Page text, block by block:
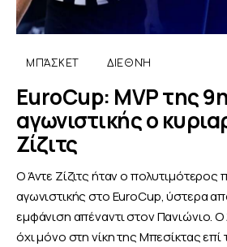
ΜΠΆΣΚΕΤ ΔΙΕΘΝΉ
EuroCup: MVP της
αγωνιστικής ο
Ζίζιτς
Ο Άντε Ζίζιτς ήταν ο πολυτιμότερος
αγωνιστικής στο EuroCup, ύστερα
εμφάνιση απέναντι στον Πανιώνιο. Ο
όχι μόνο στη νίκη της Μπεσίκτας